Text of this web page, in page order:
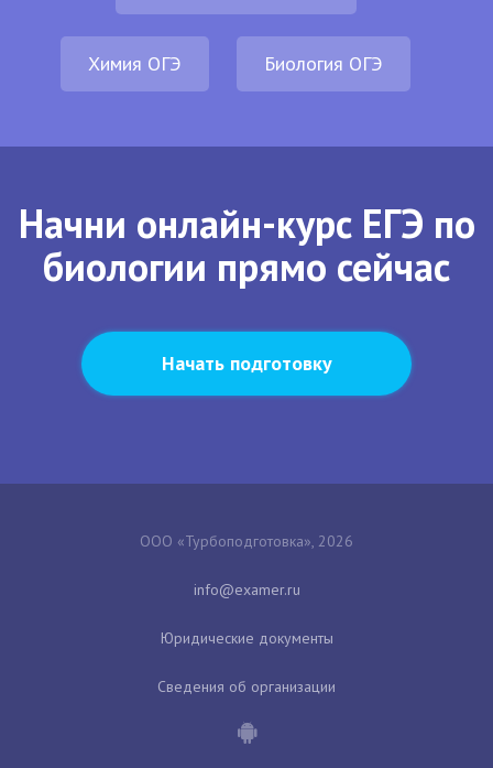
Химия ОГЭ Биология ОГЭ
Начни онлайн-курс ЕГЭ по
биологии прямо сейчас
Начать подготовку
ООО «Турбоподготовка», 2026
Юридические документы
Сведения об организации